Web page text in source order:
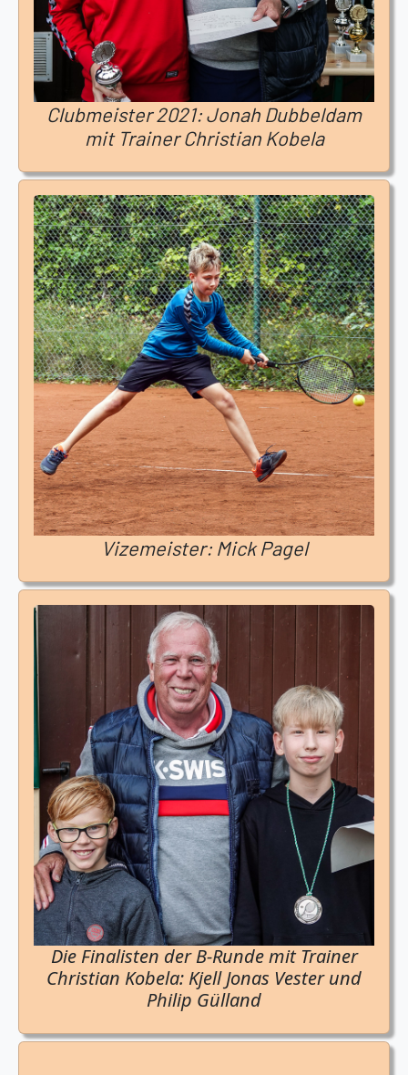
Clubmeister 2021: Jonah Dubbeldam
mit Trainer Christian Kobela
Vizemeister: Mick Pagel
Die Finalisten der B-Runde mit Trainer
Christian Kobela: Kjell Jonas Vester und
Philip Gülland